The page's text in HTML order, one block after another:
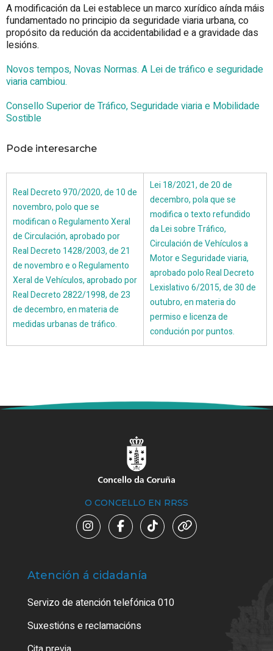
A modificación da Lei establece un marco xurídico aínda máis
fundamentado no principio da seguridade viaria urbana, co
propósito da redución da accidentabilidad e a gravidade das
lesións.
Novos tempos, Novas Normas. A Lei de tráfico e seguridade
viaria cambiou.
Consello Superior de Tráfico, Seguridade viaria e Mobilidade
Sostible
Pode interesarche
Real Decreto 970/2020, de 10 de
novembro, polo que se
modifican o Regulamento Xeral
de Circulación, aprobado por
Real Decreto 1428/2003, de 21
de novembro e o Regulamento
Xeral de Vehículos, aprobado por
Real Decreto 2822/1998, de 23
de decembro, en materia de
medidas urbanas de tráfico.
Lei 18/2021, de 20 de
decembro, pola que se
modifica o texto refundido
da Lei sobre Tráfico,
Circulación de Vehículos a
Motor e Seguridade viaria,
aprobado polo Real Decreto
Lexislativo 6/2015, de 30 de
outubro, en materia do
permiso e licenza de
condución por puntos.
O CONCELLO EN RRSS
Atención á cidadanía
Servizo de atención telefónica 010
Suxestións e reclamacións